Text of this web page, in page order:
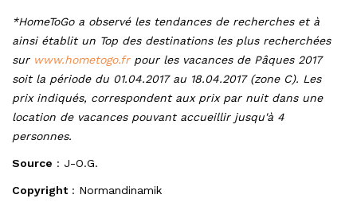
*HomeToGo a observé les tendances de recherches et à
ainsi établit un Top des destinations les plus recherchées
sur www.hometogo.frpour les vacances de Pâques 2017
soit la période du 01.04.2017 au 18.04.2017 (zone C). Les
prix indiqués, correspondent aux prix par nuit dans une
location de vacances pouvant accueillir jusqu'à 4
personnes.
Source : J-O.G.
Copyright: Normandinamik